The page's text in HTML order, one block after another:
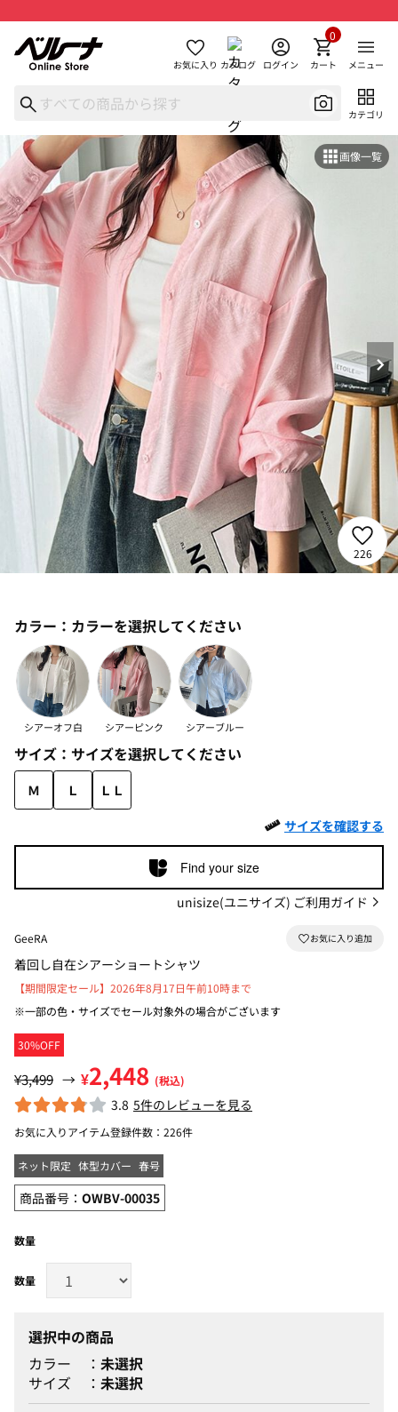
お気に入り カタログ ログイン カート
0
メニュー
カテゴリ
画像一覧
226
カラー： カラーを選択してください
シアーオフ白 シアーピンク シアーブルー
サイズ： サイズを選択してください
Ｍ Ｌ
ＬＬ
サイズを確認する
Find your size
unisize(ユニサイズ) ご利用ガイド
GeeRA
着回し自在シアーショートシャツ
30%OFF
【期間限定セール】2026年8月17日午前10時まで
※一部の色・サイズでセール対象外の場合がございます
¥3,499 → ¥2,448 (税込)
3.8 5件のレビューを見る
お気に入りアイテム登録件数： 226件
ネット限定 体型カバー 春号
商品番号： OWBV-00035
数量
選択中の商品
カラー
未選択
サイズ
未選択